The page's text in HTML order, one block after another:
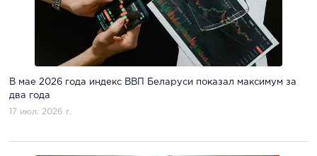
В мае 2026 года индекс ВВП Беларуси показал максимум за
два года
17 июл. 2026 г.